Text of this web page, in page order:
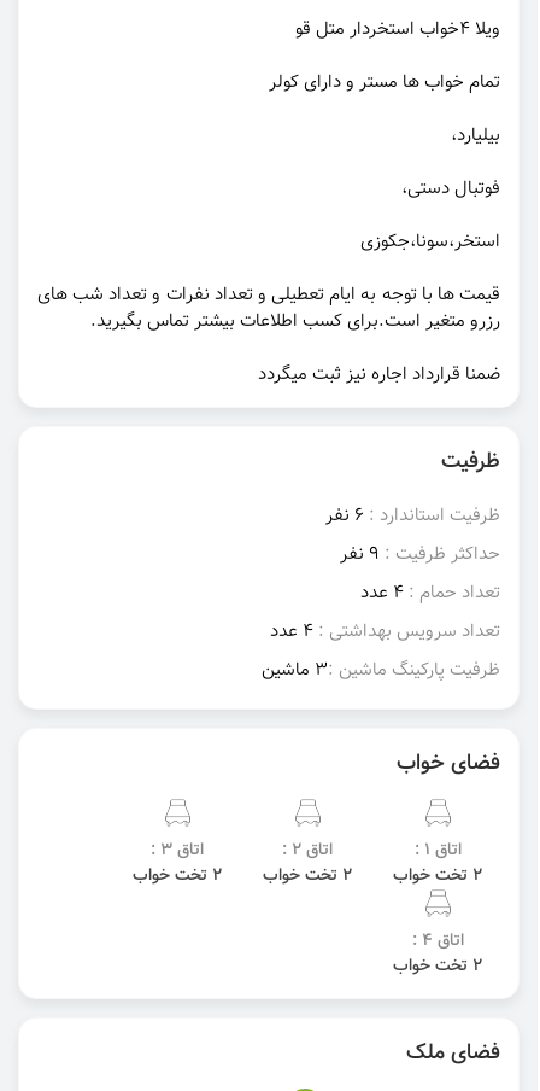
ویلا ۴خواب استخردار متل قو
تمام خواب ها مستر و دارای کولر
بیلیارد،
فوتبال دستی،
استخر،سونا،جکوزی
قیمت ها با توجه به ایام تعطیلی و تعداد نفرات و تعداد شب های
رزرو متغیر است.برای کسب اطلاعات بیشتر تماس بگیرید.
ضمنا قرارداد اجاره نیز ثبت میگردد
ظرفیت
ظرفیت استاندارد : 6 نفر
حداکثر ظرفیت : 9 نفر
تعداد حمام : 4 عدد
تعداد سرویس بهداشتی : 4 عدد
ظرفیت پارکینگ ماشین :3 ماشین
فضای خواب
اتاق 1 :
2 تخت خواب
اتاق 2 :
2 تخت خواب
اتاق 3 :
2 تخت خواب
اتاق 4 :
2 تخت خواب
فضای ملک